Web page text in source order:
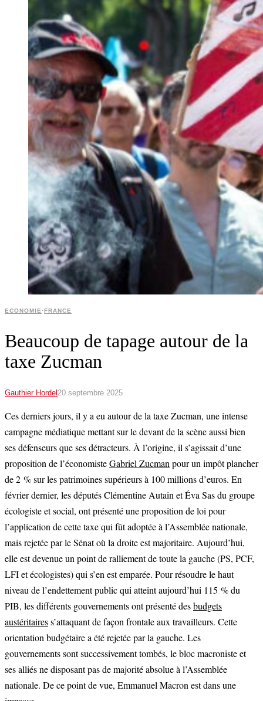
ECONOMIE·FRANCE
Beaucoup de tapage autour de la
taxe Zucman
Gauthier Hordel 20 septembre 2025
Ces derniers jours, il y a eu autour de la taxe Zucman, une intense
campagne médiatique mettant sur le devant de la scène aussi bien
ses défenseurs que ses détracteurs. À l’origine, il s’agissait d’une
proposition de l’économisteGabriel Zucman pour un impôt plancher
de 2 % sur les patrimoines supérieurs à 100 millions d’euros. En
février dernier, les députés Clémentine Autain et Éva Sas du groupe
écologiste et social, ont présenté une proposition de loi pour
l’application de cette taxe qui fût adoptée à l’Assemblée nationale,
mais rejetée par le Sénat où la droite est majoritaire. Aujourd’hui,
elle est devenue un point de ralliement de toute la gauche (PS, PCF,
LFI et écologistes) qui s’en est emparée. Pour résoudre le haut
niveau de l’endettement public qui atteint aujourd’hui 115 % du
PIB, les différents gouvernements ont présenté desbudgets
austéritairess’attaquant de façon frontale aux travailleurs. Cette
orientation budgétaire a été rejetée par la gauche. Les
gouvernements sont successivement tombés, le bloc macroniste et
ses alliés ne disposant pas de majorité absolue à l’Assemblée
nationale. De ce point de vue, Emmanuel Macron est dans une